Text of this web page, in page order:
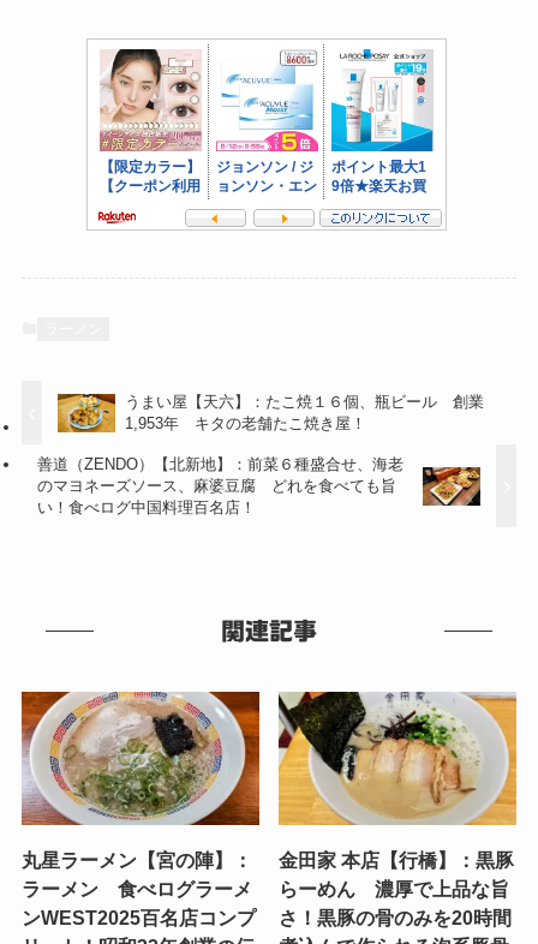
うまい屋【天六】：たこ焼１６個、瓶ビール 創業
1,953年 キタの老舗たこ焼き屋！
善道（ZENDO）【北新地】：前菜６種盛合せ、海老
のマヨネーズソース、麻婆豆腐 どれを食べても旨
い！食べログ中国料理百名店！
関連記事
丸星ラーメン【宮の陣】：
ラーメン 食べログラーメ
ンWEST2025百名店コンプ
金田家 本店【行橋】：黒豚
らーめん 濃厚で上品な旨
さ！黒豚の骨のみを20時間